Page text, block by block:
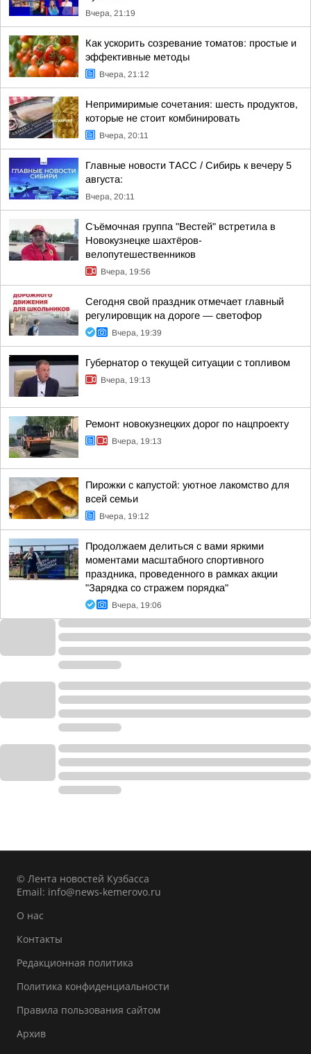
Вчера, 21:19
Как ускорить созревание томатов: простые и
эффективные методы
Вчера, 21:12
Непримиримые сочетания: шесть продуктов,
которые не стоит комбинировать
Вчера, 20:11
Главные новости ТАСС / Сибирь к вечеру 5
августа:
Вчера, 20:11
Съёмочная группа "Вестей" встретила в
Новокузнецке шахтёров-
велопутешественников
Вчера, 19:56
Сегодня свой праздник отмечает главный
регулировщик на дороге — светофор
Вчера, 19:39
Губернатор о текущей ситуации с топливом
Вчера, 19:13
Ремонт новокузнецких дорог по нацпроекту
Вчера, 19:13
Пирожки с капустой: уютное лакомство для
всей семьи
Вчера, 19:12
Продолжаем делиться с вами яркими
моментами масштабного спортивного
праздника, проведенного в рамках акции
"Зарядка со стражем порядка"
Вчера, 19:06
© Лента новостей Кузбасса
Email: info@news-kemerovo.ru
О нас
Контакты
Редакционная политика
Политика конфиденциальности
Правила пользования сайтом
Архив